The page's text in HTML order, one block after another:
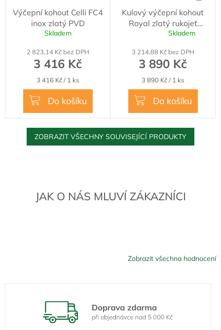
JAK O NÁS MLUVÍ ZÁKAZNÍCI
Zobrazit všechna hodnocení
Výčepní kohout Celli FC4
inox zlatý PVD
Skladem
2 823,14 Kč bez DPH
3 416 Kč
Měrná
cena:
3 416 Kč / 1 ks
Do košíku
Kulový výčepní kohout
Royal zlatý rukojeť
dřevěná
produktu
hvězdiček.
Skladem
3 214,88 Kč bez DPH
3 890 Kč
Měrná
cena:
3 890 Kč / 1 ks
Do košíku
ZOBRAZIT VŠECHNY SOUVISEJÍCÍ PRODUKTY